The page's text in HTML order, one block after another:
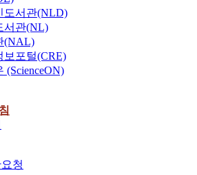
도서관(NLD)
서관(NL)
(NAL)
보포털(CRE)
(ScienceON)
청